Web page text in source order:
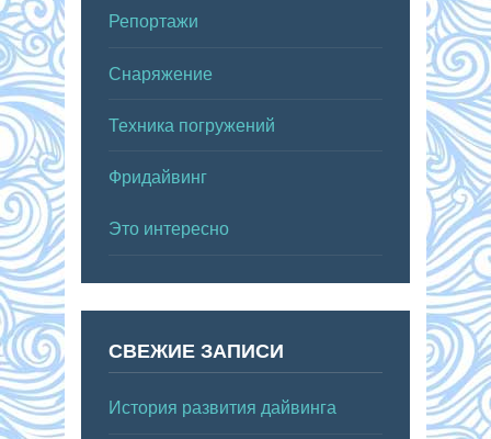
Репортажи
Снаряжение
Техника погружений
Фридайвинг
Это интересно
СВЕЖИЕ ЗАПИСИ
История развития дайвинга